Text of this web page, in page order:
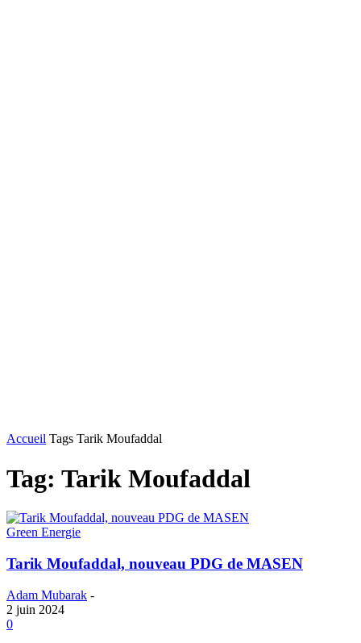
Accueil Tags Tarik Moufaddal
Tag: Tarik Moufaddal
Green Energie
Tarik Moufaddal, nouveau PDG de MASEN
Adam Mubarak -
2 juin 2024
0